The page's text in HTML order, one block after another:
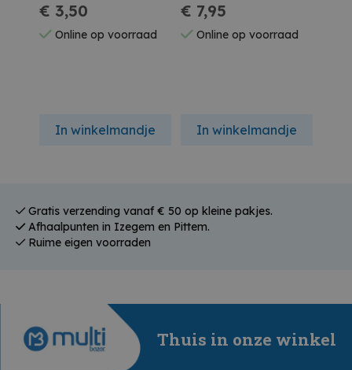
Ø7,3xh8cm
€ 3,50
Online op voorraad
In winkelmandje
Ø10xh12,5cm
€ 7,95
Online op voorraad
In winkelmandje
Gratis verzending vanaf € 50 op kleine pakjes.
Afhaalpunten in Izegem en Pittem.
Ruime eigen voorraden
Thuis in onze winkel